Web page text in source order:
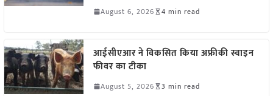
August 6, 2026 4 min read
आईसीएआर ने विकसित किया अफ्रीकी स्वाइन
फीवर का टीका
August 5, 2026 3 min read